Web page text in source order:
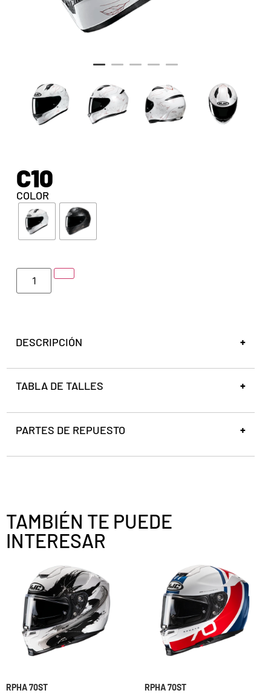
C10
COLOR
DESCRIPCIÓN
TABLA DE TALLES
PARTES DE REPUESTO
TAMBIÉN TE PUEDE
INTERESAR
RPHA 70ST RPHA 70ST